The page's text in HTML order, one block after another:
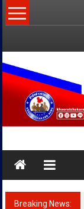
Skip
to
สำนัก
ข่าว
ราชการ
Breaking News: